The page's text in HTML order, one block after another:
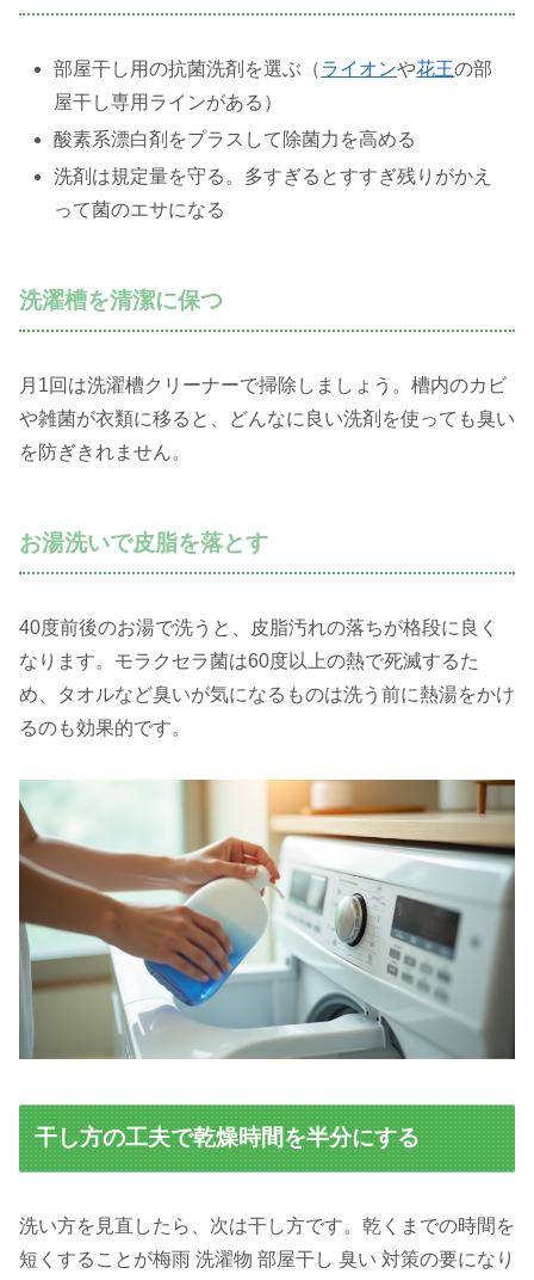
部屋干し用の抗菌洗剤を選ぶ（ライオンや花王の部
屋干し専用ラインがある）
酸素系漂白剤をプラスして除菌力を高める
洗剤は規定量を守る。多すぎるとすすぎ残りがかえ
って菌のエサになる
洗濯槽を清潔に保つ
月1回は洗濯槽クリーナーで掃除しましょう。槽内のカビ
や雑菌が衣類に移ると、どんなに良い洗剤を使っても臭い
を防ぎきれません。
お湯洗いで皮脂を落とす
40度前後のお湯で洗うと、皮脂汚れの落ちが格段に良く
なります。モラクセラ菌は60度以上の熱で死滅するた
め、タオルなど臭いが気になるものは洗う前に熱湯をかけ
るのも効果的です。
干し方の工夫で乾燥時間を半分にする
洗い方を見直したら、次は干し方です。乾くまでの時間を
短くすることが梅雨 洗濯物 部屋干し 臭い 対策の要になり